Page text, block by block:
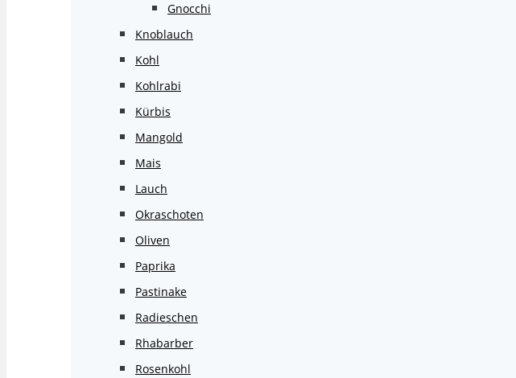
Gnocchi
Knoblauch
Kohl
Kohlrabi
Kürbis
Mangold
Mais
Lauch
Okraschoten
Oliven
Paprika
Pastinake
Radieschen
Rhabarber
Rosenkohl